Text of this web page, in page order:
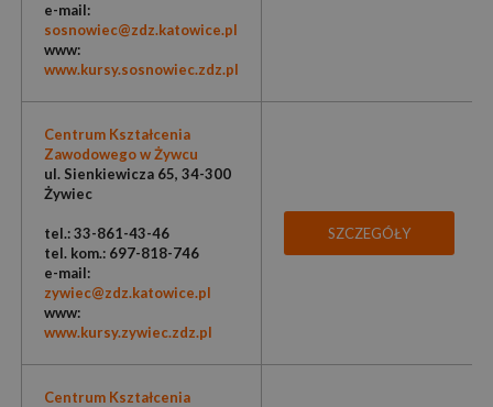
e-mail:
sosnowiec@zdz.katowice.pl
www:
www.kursy.sosnowiec.zdz.pl
Centrum Kształcenia
Zawodowego w Żywcu
ul. Sienkiewicza 65, 34-300
Żywiec
tel.: 33-861-43-46
tel. kom.: 697-818-746
e-mail:
zywiec@zdz.katowice.pl
www:
www.kursy.zywiec.zdz.pl
SZCZEGÓŁY
Centrum Kształcenia